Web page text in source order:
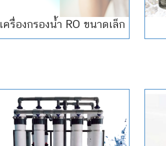
เครื่องกรองน้ำ RO ขนาดเล็ก